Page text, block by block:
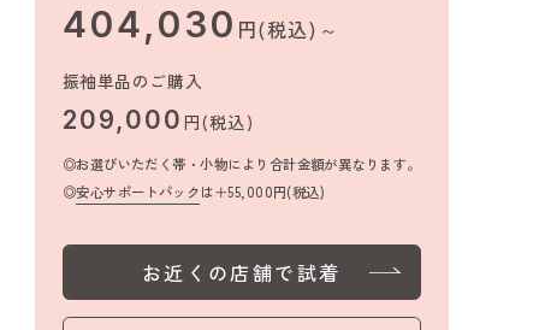
404,030 円(税込)～
振袖単品のご購入
209,000 円(税込)
お選びいただく帯・小物により合計金額が異なります。
安心サポートパックは＋55,000円(税込)
お近くの店舗で試着